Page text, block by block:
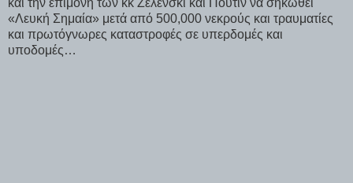
και την επιμονή των κκ Ζελένσκι και Πούτιν να σηκωθεί
«Λευκή Σημαία» μετά από 500,000 νεκρούς και τραυματίες
και πρωτόγνωρες καταστροφές σε υπερδομές και
υποδομές…